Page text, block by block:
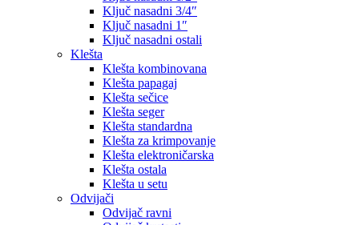
Ključ nasadni 3/4″
Ključ nasadni 1″
Ključ nasadni ostali
Klešta
Klešta kombinovana
Klešta papagaj
Klešta sečice
Klešta seger
Klešta standardna
Klešta za krimpovanje
Klešta elektroničarska
Klešta ostala
Klešta u setu
Odvijači
Odvijač ravni